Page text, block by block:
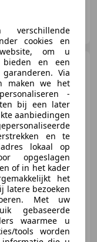
1.2 Club Airco
44 kW (60 PK)
cookies en
om u
en een
Via
maken we het
-
bij een later
aanbiedingen
en te
lokaal op
opgeslagen
of in het kader
het
latere bezoeken
Met uw
gebaseerde
waarmee u
tools worden